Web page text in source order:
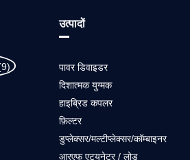
उत्पादों
पावर डिवाइडर
दिशात्मक युग्मक
हाइब्रिड कपलर
फ़िल्टर
डुप्लेक्सर/मल्टीप्लेक्सर/कॉम्बाइनर
आरएफ एट्यूनेटर / लोड